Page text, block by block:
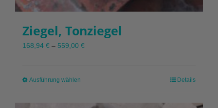
Ziegel, Tonziegel
168,94 €– 559,00 €
Ausführung wählenDieses
Details